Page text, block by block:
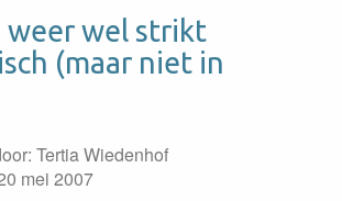
weer wel strikt
(maar niet in
Tertia Wiedenhof
mei 2007